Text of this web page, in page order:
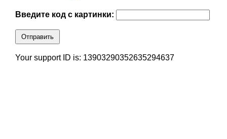
Введите код с картинки:
Отправить
Your support ID is: 13903290352635294637